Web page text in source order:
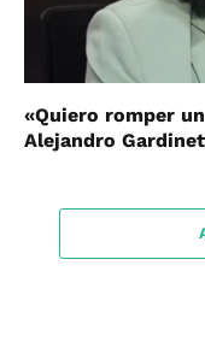
«Quiero romper
Alejandro